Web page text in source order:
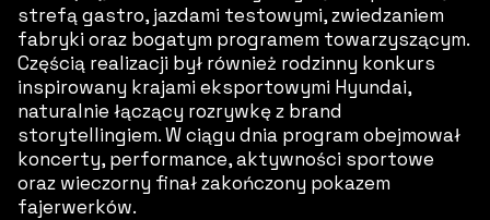
strefą gastro, jazdami testowymi, zwiedzaniem
fabryki oraz bogatym programem towarzyszącym.
Częścią realizacji był również rodzinny konkurs
inspirowany krajami eksportowymi Hyundai,
naturalnie łączący rozrywkę z brand
storytellingiem. W ciągu dnia program obejmował
koncerty, performance, aktywności sportowe
oraz wieczorny finał zakończony pokazem
fajerwerków.